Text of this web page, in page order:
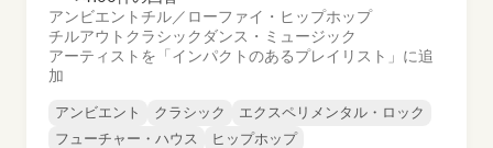
アンビエント チル／ローファイ・ヒップホップ
チルアウト クラシック ダンス・ミュージック
アーティストを「インパクトのあるプレイリスト」に追
加
アンビエント クラシック
エクスペリメンタル・ロック
フューチャー・ハウス
ヒップホップ